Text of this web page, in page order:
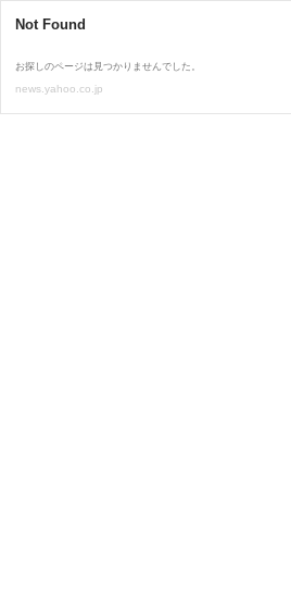
Not Found
お探しのページは見つかりませんでした。
news.yahoo.co.jp